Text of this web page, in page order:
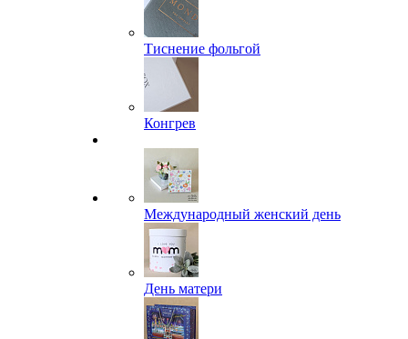
Тиснение фольгой
Конгрев
Международный женский день
День матери